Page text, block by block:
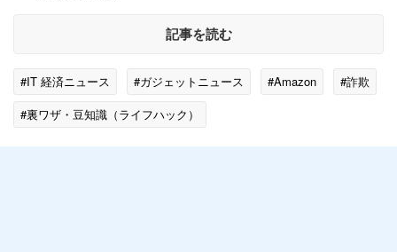
記事を読む
#IT 経済ニュース #ガジェットニュース #Amazon
#詐欺
#裏ワザ・豆知識（ライフハック）